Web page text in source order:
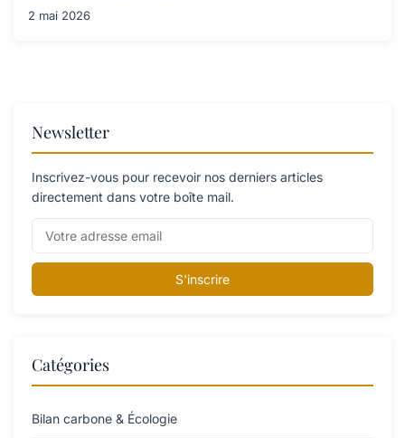
2 mai 2026
Newsletter
Inscrivez-vous pour recevoir nos derniers articles
directement dans votre boîte mail.
S'inscrire
Catégories
Bilan carbone & Écologie